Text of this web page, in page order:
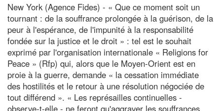
New York (Agence Fides) - « Que ce moment soit un
tournant : de la souffrance prolongée à la guérison, de la
peur à l'espérance, de l'impunité à la responsabilité
fondée sur la justice et le droit » : tel est le souhait
exprimé par l'organisation internationale « Religions for
Peace » (Rfp) qui, alors que le Moyen-Orient est en
proie à la guerre, demande « la cessation immédiate
des hostilités et le retour à une résolution négociée de
tout différend ». « Les représailles continuelles -
observe-t-elle - ne feront qu'aggraver les souffrances